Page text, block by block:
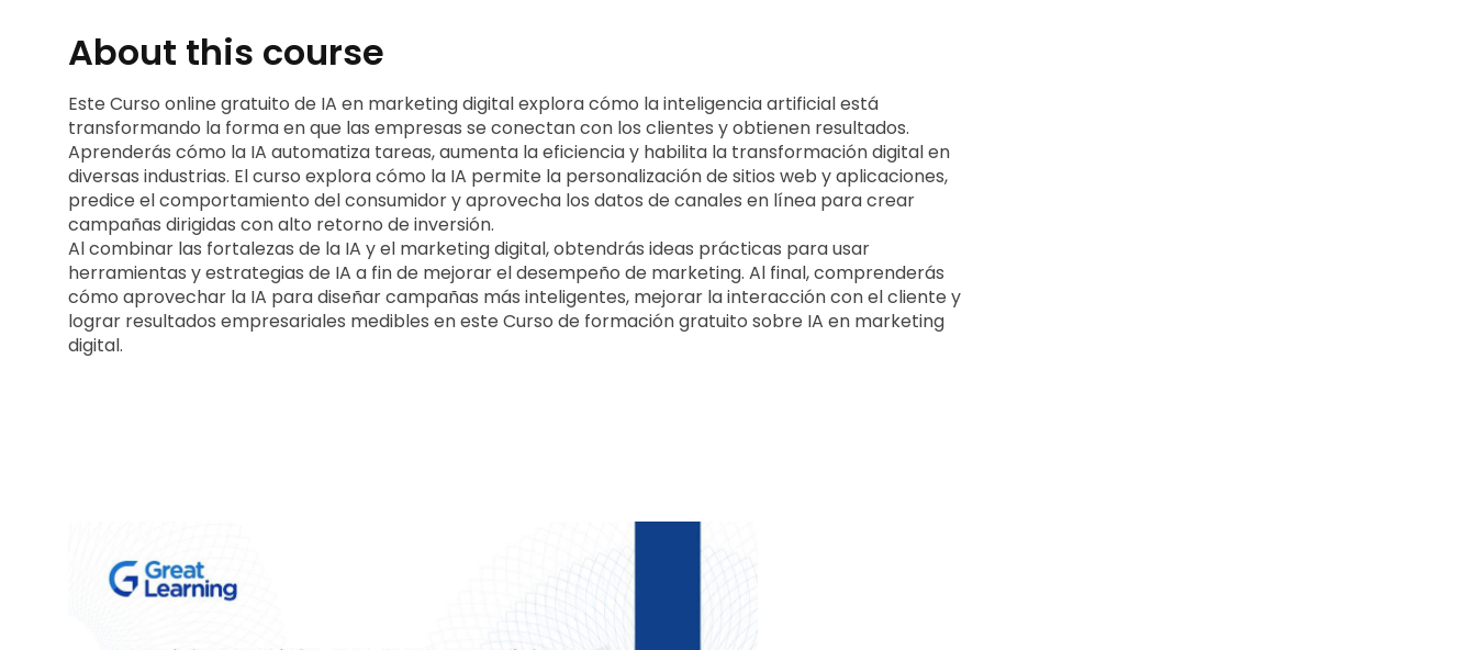
About this course
Este Curso online gratuito de IA en marketing digital explora cómo la inteligencia artificial está
transformando la forma en que las empresas se conectan con los clientes y obtienen resultados.
Aprenderás cómo la IA automatiza tareas, aumenta la eficiencia y habilita la transformación digital en
diversas industrias. El curso explora cómo la IA permite la personalización de sitios web y aplicaciones,
predice el comportamiento del consumidor y aprovecha los datos de canales en línea para crear
campañas dirigidas con alto retorno de inversión.
Al combinar las fortalezas de la IA y el marketing digital, obtendrás ideas prácticas para usar
herramientas y estrategias de IA a fin de mejorar el desempeño de marketing. Al final, comprenderás
cómo aprovechar la IA para diseñar campañas más inteligentes, mejorar la interacción con el cliente y
lograr resultados empresariales medibles en este Curso de formación gratuito sobre IA en marketing
digital.